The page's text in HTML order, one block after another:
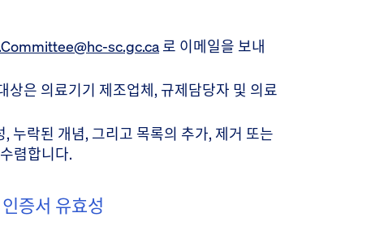
sc.gc.ca 로 이메일을 보내
상은 의료기기 제조업체, 규제담당자 및 의료
누락된 개념, 그리고 목록의 추가, 제거 또는
렴합니다.
증서 유효성